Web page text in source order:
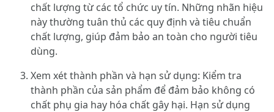
chất lượng từ các tổ chức uy tín. Những nhãn hiệu
này thường tuân thủ các quy định và tiêu chuẩn
chất lượng, giúp đảm bảo an toàn cho người tiêu
dùng.
Xem xét thành phần và hạn sử dụng: Kiểm tra
thành phần của sản phẩm để đảm bảo không có
chất phụ gia hay hóa chất gây hại. Hạn sử dụng